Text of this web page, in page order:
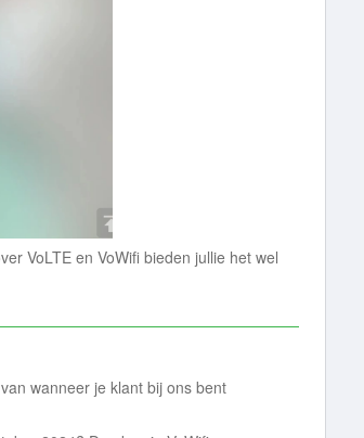
VoLTE en VoWifi bieden jullie het wel
wanneer je klant bij ons bent